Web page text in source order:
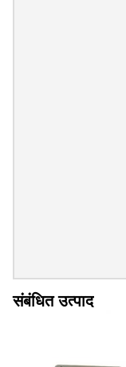
संबंधित उत्पाद